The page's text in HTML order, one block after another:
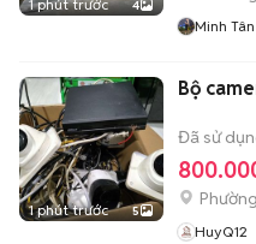
1 phút trước 4
Minh
1 phút trước 5
Bộ
Đã sử
HuyQ12